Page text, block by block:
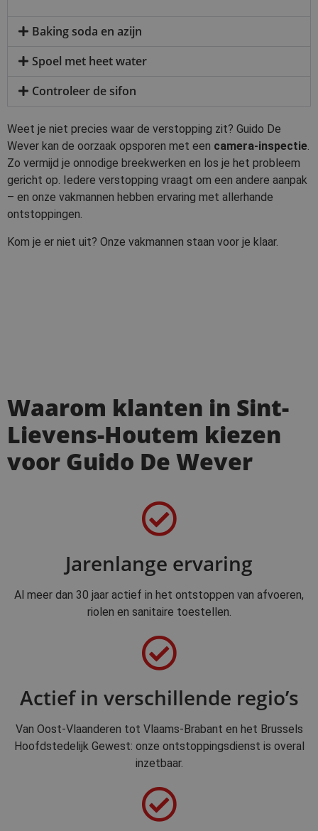
Baking soda en azijn
Spoel met heet water
Controleer de sifon
Weet je niet precies waar de verstopping zit? Guido De
Wever kan de oorzaak opsporen met een camera-inspectie.
Zo vermijd je onnodige breekwerken en los je het probleem
gericht op. Iedere verstopping vraagt om een andere aanpak
– en onze vakmannen hebben ervaring met allerhande
ontstoppingen.
Kom je er niet uit? Onze vakmannen staan voor je klaar.
Waarom klanten in Sint-
Lievens-Houtem kiezen
voor Guido De Wever
Jarenlange ervaring
Al meer dan 30 jaar actief in het ontstoppen van afvoeren,
riolen en sanitaire toestellen.
Actief in verschillende regio’s
Van Oost-Vlaanderen tot Vlaams-Brabant en het Brussels
Hoofdstedelijk Gewest: onze ontstoppingsdienst is overal
inzetbaar.